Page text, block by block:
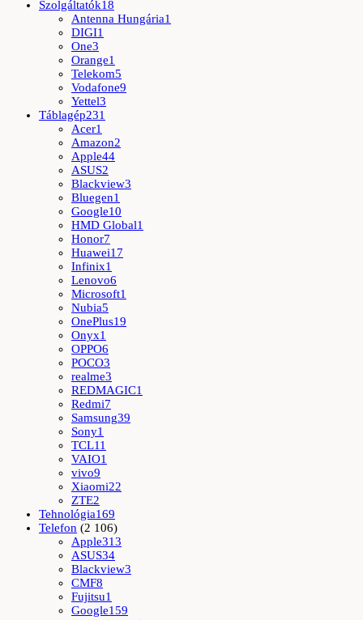
Szolgáltatók18
Antenna Hungária1
DIGI1
One3
Orange1
Telekom5
Vodafone9
Yettel3
Táblagép231
Acer1
Amazon2
Apple44
ASUS2
Blackview3
Bluegen1
Google10
HMD Global1
Honor7
Huawei17
Infinix1
Lenovo6
Microsoft1
Nubia5
OnePlus19
Onyx1
OPPO6
POCO3
realme3
REDMAGIC1
Redmi7
Samsung39
Sony1
TCL11
VAIO1
vivo9
Xiaomi22
ZTE2
Tehnológia169
Telefon (2 106)
Apple313
ASUS34
Blackview3
CMF8
Fujitsu1
Google159